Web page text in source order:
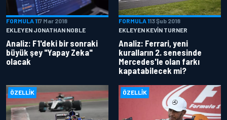
FORMULA 117 Mar 2018
EKLEYEN JONATHAN NOBLE
Analiz: F1'deki bir sonraki
büyük şey "Yapay Zeka"
olacak
FORMULA 113 Şub 2018
EKLEYEN KEVIN TURNER
Analiz: Ferrari, yeni
kuralların 2. senesinde
Mercedes'le olan farkı
kapatabilecek mi?
ÖZELLIK ÖZELLIK